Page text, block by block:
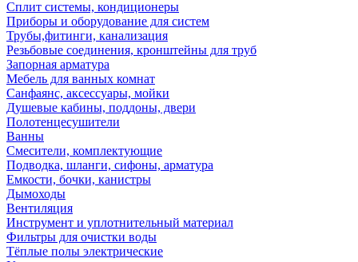
Сплит системы, кондиционеры
Приборы и оборудование для систем
Трубы,фитинги, канализация
Резьбовые соединения, кронштейны для труб
Запорная арматура
Мебель для ванных комнат
Санфаянс, аксессуары, мойки
Душевые кабины, поддоны, двери
Полотенцесушители
Ванны
Смесители, комплектующие
Подводка, шланги, сифоны, арматура
Емкости, бочки, канистры
Дымоходы
Вентиляция
Инструмент и уплотнительный материал
Фильтры для очистки воды
Тёплые полы электрические